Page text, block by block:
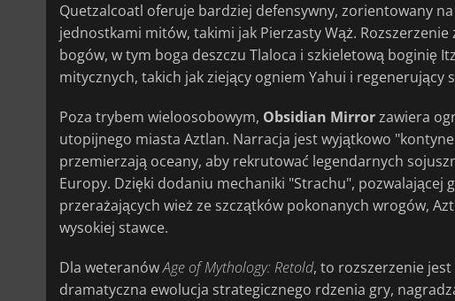
Quetzalcoatl oferuje bardziej defensywny, zorientowany
jednostkami mitów, takimi jak Pierzasty Wąż.
bogów, w tym boga deszczu Tlaloca i szkieletową boginię
mitycznych, takich jak ziejący ogniem Yahui i regenerujący
Poza trybem wieloosobowym, Obsidian Mirrorzawiera
utopijnego miasta Aztlan. Narracja jest wyjątkowo
przemierzają oceany, aby rekrutować legendarnych
Europy. Dzięki dodaniu mechaniki "Strachu", pozwalającej
przerażających wież ze szczątków pokonanych wrogów,
wysokiej stawce.
Dla weteranówAge of Mythology: Retold, to rozszerzenie jest
dramatyczna ewolucja strategicznego rdzenia gry,